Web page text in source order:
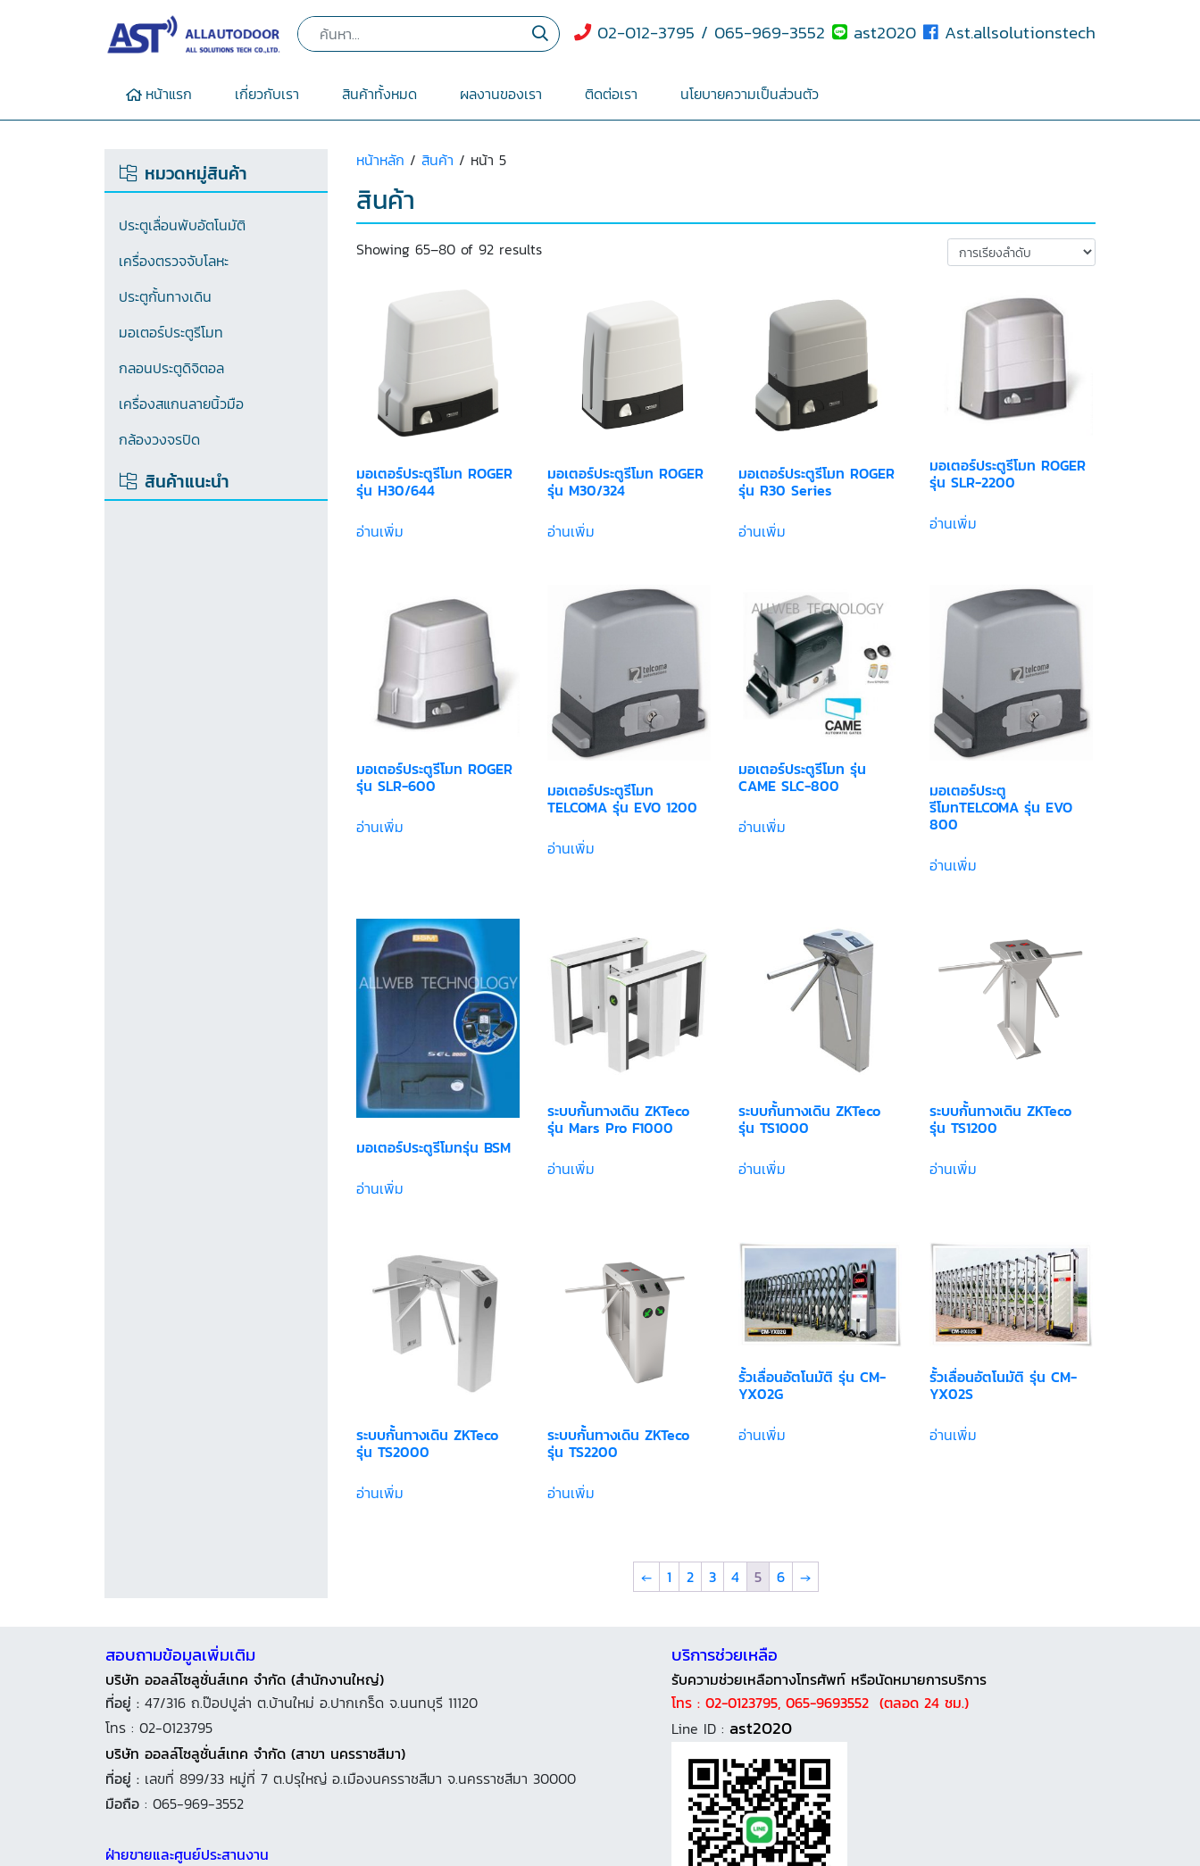
02-012-3795 / 065-969-3552 ast2020 Ast.allsolutionstech
หน้าแรก เกี่ยวกับเรา สินค้าทั้งหมด ผลงานของเรา ติดต่อเรา นโยบายความเป็นส่วนตัว
หมวดหมู่สินค้า
ประตูเลื่อนพับอัตโนมัติ
เครื่องตรวจจับโลหะ
ประตูกั้นทางเดิน
มอเตอร์ประตูรีโมท
กลอนประตูดิจิตอล
เครื่องสแกนลายนิ้วมือ
กล้องวงจรปิด
สินค้าแนะนำ
หน้าหลัก / สินค้า / หน้า 5
สินค้า
Showing 65–80 of 92 results
มอเตอร์ประตูรีโมท ROGER
รุ่น H30/644
อ่านเพิ่ม
มอเตอร์ประตูรีโมท ROGER
รุ่น M30/324
อ่านเพิ่ม
มอเตอร์ประตูรีโมท ROGER
รุ่น R30 Series
อ่านเพิ่ม
มอเตอร์ประตูรีโมท ROGER
รุ่น SLR-2200
อ่านเพิ่ม
มอเตอร์ประตูรีโมท ROGER
รุ่น SLR-600
อ่านเพิ่ม
มอเตอร์ประตูรีโมท
TELCOMA รุ่น EVO 1200
อ่านเพิ่ม
มอเตอร์ประตูรีโมท รุ่น
CAME SLC-800
อ่านเพิ่ม
มอเตอร์ประตู
รีโมทTELCOMA รุ่น EVO
800
อ่านเพิ่ม
มอเตอร์ประตูรีโมทรุ่น BSM
อ่านเพิ่ม
ระบบกั้นทางเดิน ZKTeco
รุ่น Mars Pro F1000
อ่านเพิ่ม
ระบบกั้นทางเดิน ZKTeco
รุ่น TS1000
อ่านเพิ่ม
ระบบกั้นทางเดิน ZKTeco
รุ่น TS1200
อ่านเพิ่ม
ระบบกั้นทางเดิน ZKTeco
รุ่น TS2000
อ่านเพิ่ม
ระบบกั้นทางเดิน ZKTeco
รุ่น TS2200
อ่านเพิ่ม
รั้วเลื่อนอัตโนมัติ รุ่น CM-
YX02G
อ่านเพิ่ม
รั้วเลื่อนอัตโนมัติ รุ่น CM-
YX02S
อ่านเพิ่ม
← 1 2 3 4 5 6 →
สอบถามข้อมูลเพิ่มเติม บริการช่วยเหลือ
บริษัท ออลล์โซลูชั่นส์เทค จำกัด (สำนักงานใหญ่)
รับความช่วยเหลือทางโทรศัพท์ หรือนัดหมายการบริการ
ที่อยู่ : 47/316 ถ.ป๊อปปูล่า ต.บ้านใหม่ อ.ปากเกร็ด จ.นนทบุรี 11120
โทร : 02-0123795, 065-9693552 (ตลอด 24 ชม.)
โทร : 02-0123795
Line ID : ast2020
บริษัท ออลล์โซลูชั่นส์เทค จำกัด (สาขา นครราชสีมา)
ที่อยู่ : เลขที่ 899/33 หมู่ที่ 7 ต.ปรุใหญ่ อ.เมืองนครราชสีมา จ.นครราชสีมา 30000
มือถือ : 065-969-3552
ฝ่ายขายและศูนย์ประสานงาน